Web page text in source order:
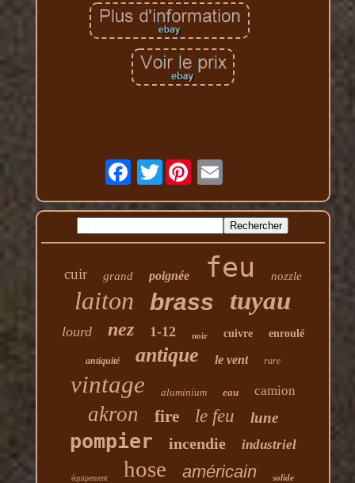
Twitter
cuir grand poignée feu nozzle
laiton brass tuyau
lourd nez 1-12 noir cuivre enroulé
antiquité antique le vent rare
vintage aluminium eau camion
akron fire le feu lune
pompier incendie industriel
équipement hose américain solide